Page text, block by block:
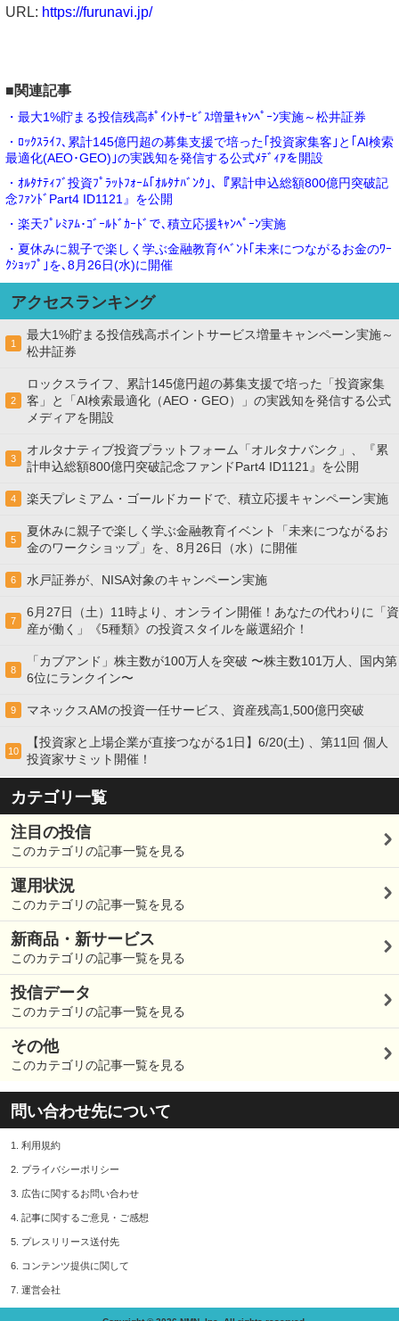
URL: https://furunavi.jp/
■関連記事
・最大1%貯まる投信残高ﾎﾟｲﾝﾄｻｰﾋﾞｽ増量ｷｬﾝﾍﾟｰﾝ実施～松井証券
・ﾛｯｸｽﾗｲﾌ､累計145億円超の募集支援で培った｢投資家集客｣と｢AI検索
最適化(AEO･GEO)｣の実践知を発信する公式ﾒﾃﾞｨｱを開設
・ｵﾙﾀﾅﾃｨﾌﾞ投資ﾌﾟﾗｯﾄﾌｫｰﾑ｢ｵﾙﾀﾅﾊﾞﾝｸ｣､『累計申込総額800億円突破記
念ﾌｧﾝﾄﾞPart4 ID1121』を公開
・楽天ﾌﾟﾚﾐｱﾑ･ｺﾞｰﾙﾄﾞｶｰﾄﾞで､積立応援ｷｬﾝﾍﾟｰﾝ実施
・夏休みに親子で楽しく学ぶ金融教育ｲﾍﾞﾝﾄ｢未来につながるお金のﾜｰ
ｸｼｮｯﾌﾟ｣を､8月26日(水)に開催
アクセスランキング
1
最大1%貯まる投信残高ポイントサービス増量キャンペーン実施～
松井証券
2
ロックスライフ、累計145億円超の募集支援で培った「投資家集
客」と「AI検索最適化（AEO・GEO）」の実践知を発信する公式
メディアを開設
3
オルタナティブ投資プラットフォーム「オルタナバンク」、『累
計申込総額800億円突破記念ファンドPart4 ID1121』を公開
4 楽天プレミアム・ゴールドカードで、積立応援キャンペーン実施
5
夏休みに親子で楽しく学ぶ金融教育イベント「未来につながるお
金のワークショップ」を、8月26日（水）に開催
6 水戸証券が、NISA対象のキャンペーン実施
7
6月27日（土）11時より、オンライン開催！あなたの代わりに「資
産が働く」《5種類》の投資スタイルを厳選紹介！
8
「カブアンド」株主数が100万人を突破 〜株主数101万人、国内第
6位にランクイン〜
9 マネックスAMの投資一任サービス、資産残高1,500億円突破
10
【投資家と上場企業が直接つながる1日】6/20(土) 、第11回 個人
投資家サミット開催！
カテゴリ一覧
注目の投信
このカテゴリの記事一覧を見る
運用状況
このカテゴリの記事一覧を見る
新商品・新サービス
このカテゴリの記事一覧を見る
投信データ
このカテゴリの記事一覧を見る
その他
このカテゴリの記事一覧を見る
問い合わせ先について
1. 利用規約
2. プライバシーポリシー
3. 広告に関するお問い合わせ
4. 記事に関するご意見・ご感想
5. プレスリリース送付先
6. コンテンツ提供に関して
7. 運営会社